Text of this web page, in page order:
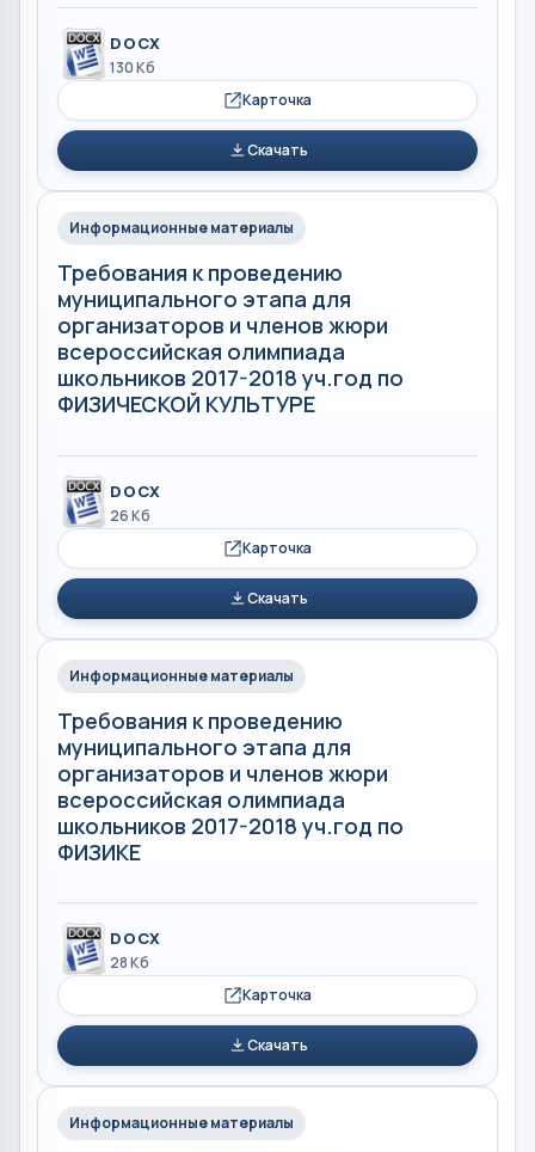
DOCX
130 Кб
Карточка
Скачать
Информационные материалы
Требования к проведению
муниципального этапа для
организаторов и членов жюри
всероссийская олимпиада
школьников 2017-2018 уч.год по
ФИЗИЧЕСКОЙ КУЛЬТУРЕ
DOCX
26 Кб
Карточка
Скачать
Информационные материалы
Требования к проведению
муниципального этапа для
организаторов и членов жюри
всероссийская олимпиада
школьников 2017-2018 уч.год по
ФИЗИКЕ
DOCX
28 Кб
Карточка
Скачать
Информационные материалы